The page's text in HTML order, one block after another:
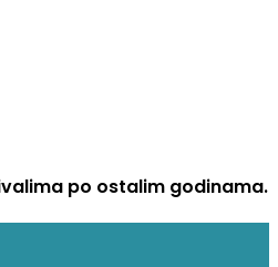
po ostalim godinama.